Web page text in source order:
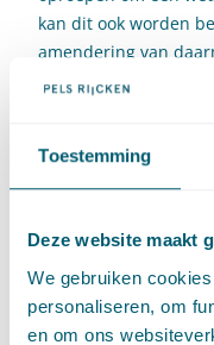
Toestemming
Deze website maakt
We gebruiken
personaliseren, om
en om ons
kan dit ook worden
amendering van
tot wijziging of
expliciet bepaald dat
uitgevoerd mede met
leefomgeving.
het experiment bij te
van de monitoring of
het oog op de